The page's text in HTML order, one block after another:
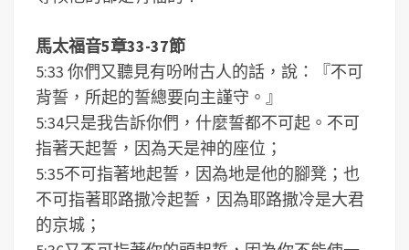
馬太福音5章33-37節
5:33 你們又聽見有吩咐古人的話，說：『不可
背誓，所起的誓總要向主謹守。』
5:34只是我告訴你們，什麼誓都不可起。不可
指著天起誓，因為天是神的座位；
5:35不可指著地起誓，因為地是他的腳凳；也
不可指著耶路撒冷起誓，因為耶路撒冷是大君
的京城；